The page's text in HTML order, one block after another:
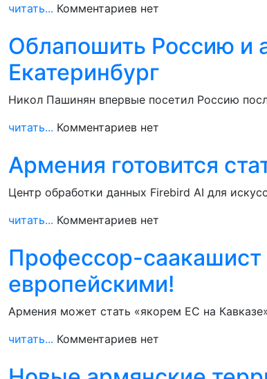
читать... Комментариев нет
Облапошить Россию и
Екатеринбург
Никол Пашинян впервые посетил Россию
читать... Комментариев нет
Армения готовится
Центр обработки данных Firebird AI для
читать... Комментариев нет
Профессор-саакашист
европейскими!
Армения может стать «якорем ЕС на
читать... Комментариев нет